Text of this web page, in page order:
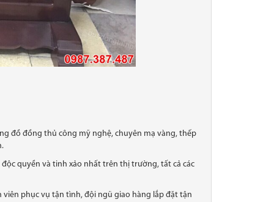
đồ đồng thủ công mỹ nghệ, chuyên mạ vàng, thếp
quyền và tinh xảo nhất trên thị trường, tất cả các
phục vụ tận tình, đội ngũ giao hàng lắp đặt tận